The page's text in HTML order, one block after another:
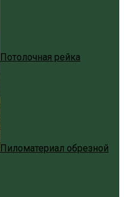
Потолочная рейка
Пиломатериал обрезной